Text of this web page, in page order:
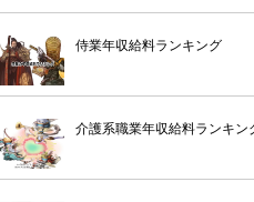
侍業年収給料ランキング
介護系職業年収給料ランキン